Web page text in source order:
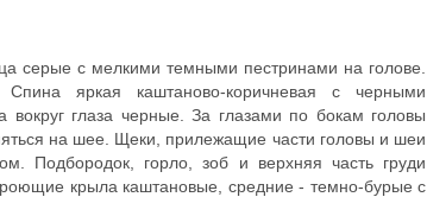
серые с мелкими темными пестринами на голове.
яркая каштаново-коричневая с черными
вокруг глаза черные. За глазами по бокам головы
на шее. Щеки, прилежащие части головы и шеи
Подбородок, горло, зоб и верхняя часть груди
крыла каштановые, средние - темно-бурые с